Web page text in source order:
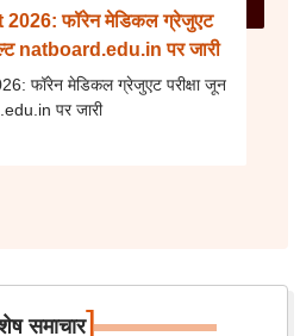
फॉरेन मेडिकल ग्रेजुएट
natboard.edu.in पर जारी
फॉरेन मेडिकल ग्रेजुएट परीक्षा जून
पर जारी
समाचार]